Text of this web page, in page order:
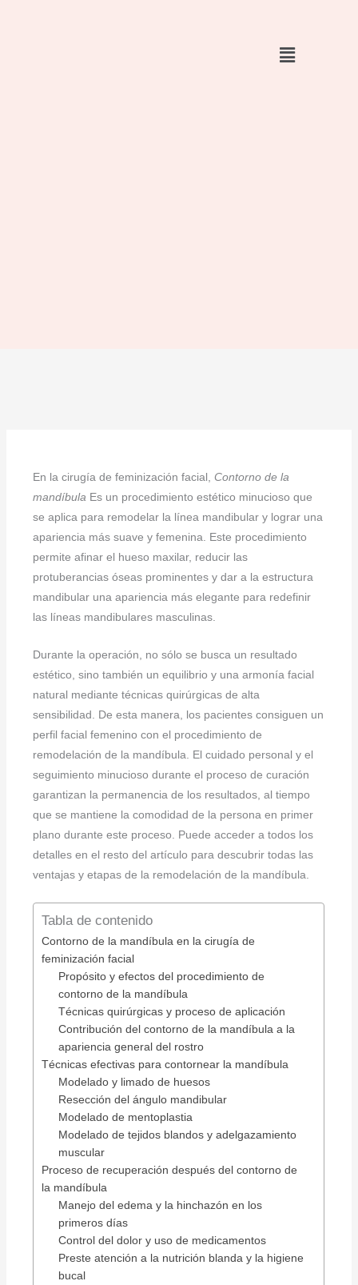
En la cirugía de feminización facial, Contorno de la
mandíbula Es un procedimiento estético minucioso que
se aplica para remodelar la línea mandibular y lograr una
apariencia más suave y femenina. Este procedimiento
permite afinar el hueso maxilar, reducir las
protuberancias óseas prominentes y dar a la estructura
mandibular una apariencia más elegante para redefinir
las líneas mandibulares masculinas.
Durante la operación, no sólo se busca un resultado
estético, sino también un equilibrio y una armonía facial
natural mediante técnicas quirúrgicas de alta
sensibilidad. De esta manera, los pacientes consiguen un
perfil facial femenino con el procedimiento de
remodelación de la mandíbula. El cuidado personal y el
seguimiento minucioso durante el proceso de curación
garantizan la permanencia de los resultados, al tiempo
que se mantiene la comodidad de la persona en primer
plano durante este proceso. Puede acceder a todos los
detalles en el resto del artículo para descubrir todas las
ventajas y etapas de la remodelación de la mandíbula.
Tabla de contenido
Contorno de la mandíbula en la cirugía de
feminización facial
Propósito y efectos del procedimiento de
contorno de la mandíbula
Técnicas quirúrgicas y proceso de aplicación
Contribución del contorno de la mandíbula a la
apariencia general del rostro
Técnicas efectivas para contornear la mandíbula
Modelado y limado de huesos
Resección del ángulo mandibular
Modelado de mentoplastia
Modelado de tejidos blandos y adelgazamiento
muscular
Proceso de recuperación después del contorno de
la mandíbula
Manejo del edema y la hinchazón en los
primeros días
Control del dolor y uso de medicamentos
Preste atención a la nutrición blanda y la higiene
bucal